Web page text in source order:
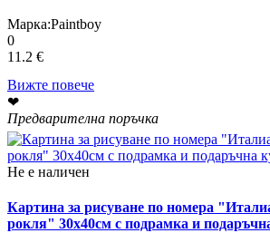
Марка:Paintboy
0
11.2 €
Вижте повече
❤
Предварителна поръчка
Не е наличен
Картина за рисуване по номера
рокля" 30х40см с подрамка и